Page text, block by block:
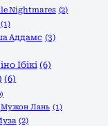
Nightmares (2)
(1)
Аддамс (3)
Ібікі (6)
(6)
Мужон Лань (1)
(2)